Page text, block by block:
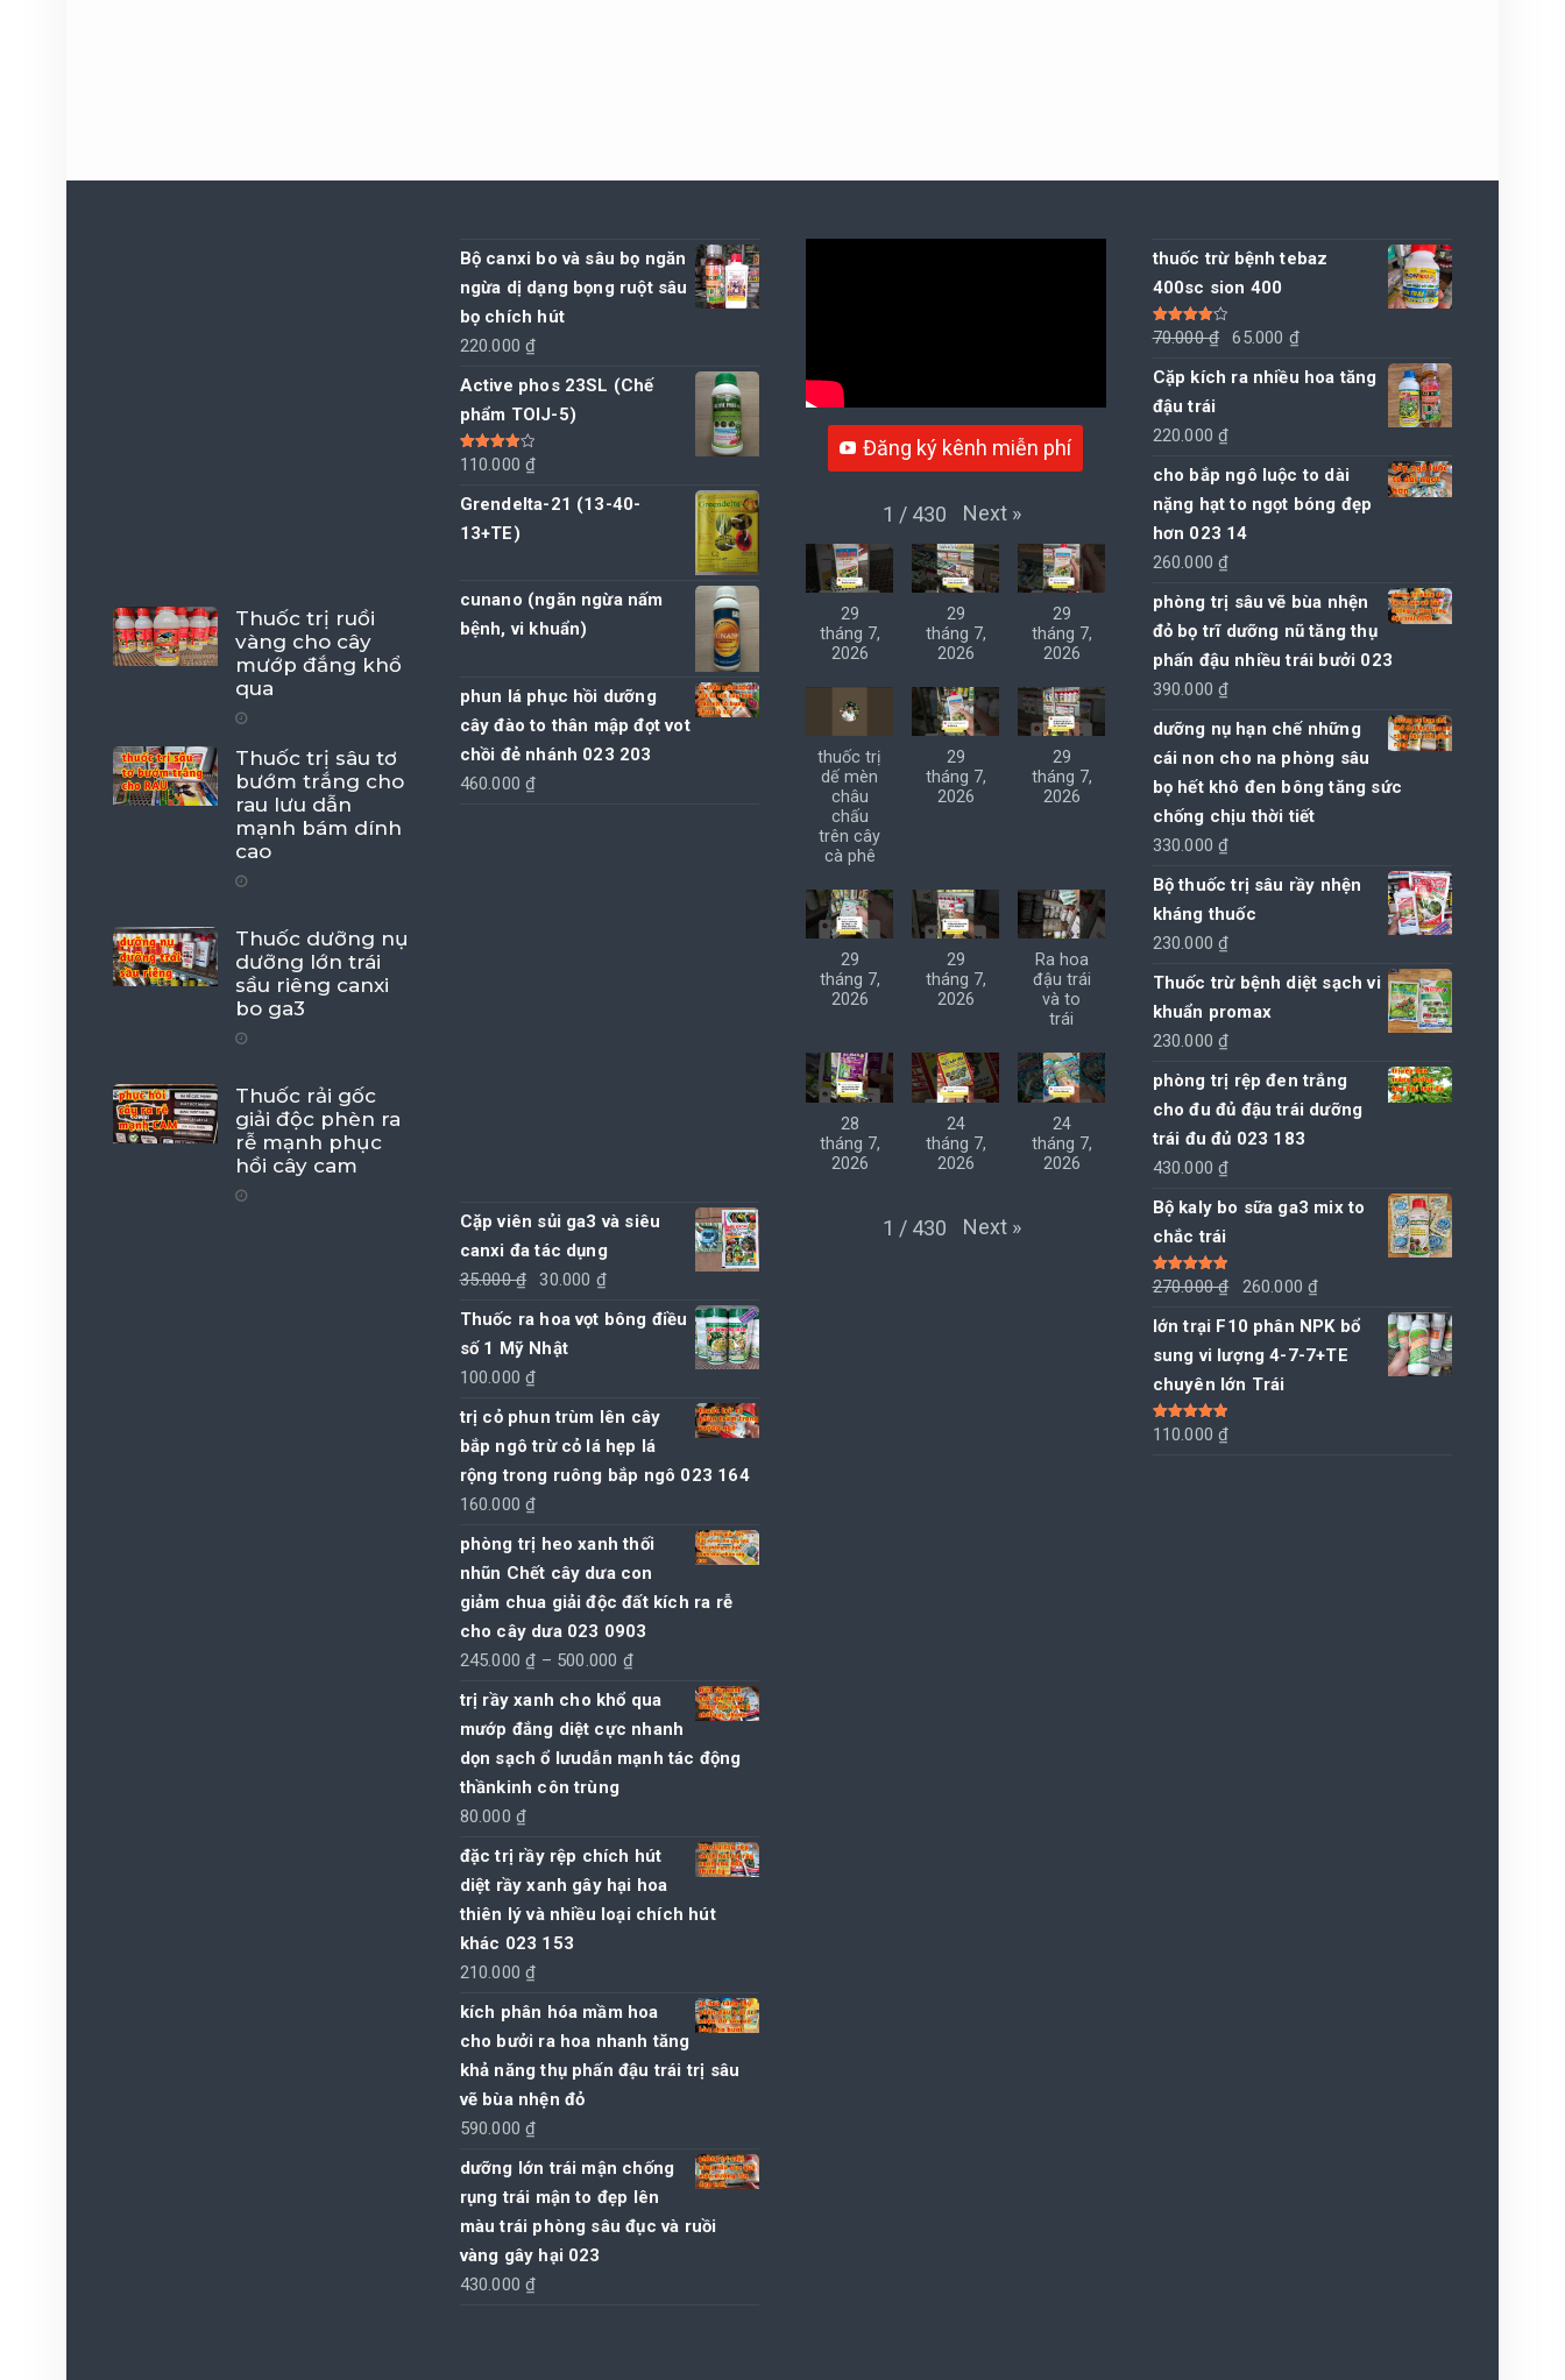
Thuốc trị ruồi
vàng cho cây
mướp đắng khổ
qua
Thuốc trị sâu tơ
bướm trắng cho
rau lưu dẫn
mạnh bám dính
cao
Thuốc dưỡng nụ
dưỡng lớn trái
sầu riêng canxi
bo ga3
Thuốc rải gốc
giải độc phèn ra
rễ mạnh phục
hồi cây cam
Bộ canxi bo và sâu bọ ngăn
ngừa dị dạng bọng ruột sâu
bọ chích hút
220.000₫
Active phos 23SL (Chế
phẩm TOIJ-5)
Được xếp
hạng4.00
110.000₫
Grendelta-21 (13-40-
13+TE)
cunano (ngăn ngừa nấm
bệnh, vi khuẩn)
phun lá phục hồi dưỡng
cây đào to thân mập đọt vot
chồi đẻ nhánh 023 203
460.000₫
Cặp viên sủi ga3 và siêu
canxi đa tác dụng
35.000₫
Giá
35.000 ₫.
30.000 ₫
Thuốc ra hoa vọt bông điều
số 1 Mỹ Nhật
100.000₫
trị cỏ phun trùm lên cây
bắp ngô trừ cỏ lá hẹp lá
rộng trong ruông bắp ngô 023 164
160.000₫
phòng trị heo xanh thối
nhũn Chết cây dưa con
giảm chua giải độc đất kích ra rễ
cho cây dưa 023 0903
245.000₫ – 500.000 ₫Khoảng
245.000 ₫
trị rầy xanh cho khổ qua
mướp đắng diệt cực nhanh
dọn sạch ổ lưudẫn mạnh tác động
thầnkinh côn trùng
80.000 ₫
đặc trị rầy rệp chích hút
diệt rầy xanh gây hại hoa
thiên lý và nhiều loại chích hút
khác 023 153
210.000₫
kích phân hóa mầm hoa
cho bưởi ra hoa nhanh tăng
khả năng thụ phấn đậu trái trị sâu
vẽ bùa nhện đỏ
590.000₫
dưỡng lớn trái mận chống
rụng trái mận to đẹp lên
màu trái phòng sâu đục và ruồi
vàng gây hại 023
430.000₫
Đăng ký kênh miễn phí
1 / 430 Next »
29
tháng 7,
2026
29
tháng 7,
2026
29
tháng 7,
2026
thuốc trị
dế mèn
châu
chấu
trên cây
cà phê
29
tháng 7,
2026
29
tháng 7,
2026
29
tháng 7,
2026
29
tháng 7,
2026
Ra hoa
đậu trái
và to
trái
28
tháng 7,
2026
24
tháng 7,
2026
24
tháng 7,
2026
1 / 430 Next »
thuốc trừ bệnh tebaz
400sc sion 400
Được xếp
hạng4.00
70.000₫
Giá
70.000 ₫.
65.000 ₫
hiện
Cặp kích ra nhiều hoa tăng
đậu trái
220.000₫
cho bắp ngô luộc to dài
nặng hạt to ngọt bóng đẹp
hơn 023 14
260.000₫
phòng trị sâu vẽ bùa nhện
đỏ bọ trĩ dưỡng nũ tăng thụ
phấn đậu nhiều trái bưởi 023
390.000₫
dưỡng nụ hạn chế những
cái non cho na phòng sâu
bọ hết khô đen bông tăng sức
chống chịu thời tiết
330.000₫
Bộ thuốc trị sâu rầy nhện
kháng thuốc
230.000₫
Thuốc trừ bệnh diệt sạch vi
khuẩn promax
230.000₫
phòng trị rệp đen trắng
cho đu đủ đậu trái dưỡng
trái đu đủ 023 183
430.000₫
Bộ kaly bo sữa ga3 mix to
chắc trái
Được xếp
hạng5.00 5
270.000₫
Giá
gốc
270.000 ₫.
260.000₫
hiện
tại
lớn trại F10 phân NPK bổ
sung vi lượng 4-7-7+TE
chuyên lớn Trái
Được xếp
hạng5.00 5
110.000₫